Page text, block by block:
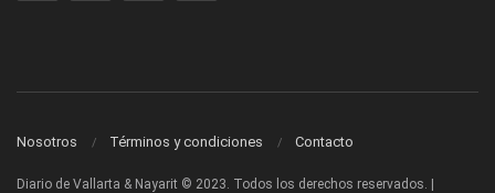
Nosotros Términos y condiciones Contacto
Diario de Vallarta & Nayarit © 2023. Todos los derechos reservados. |